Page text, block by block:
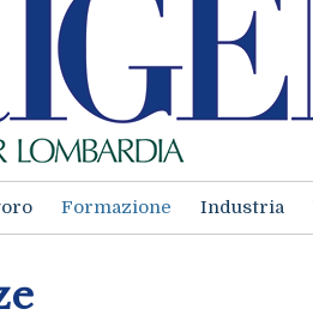
Formazione Industria